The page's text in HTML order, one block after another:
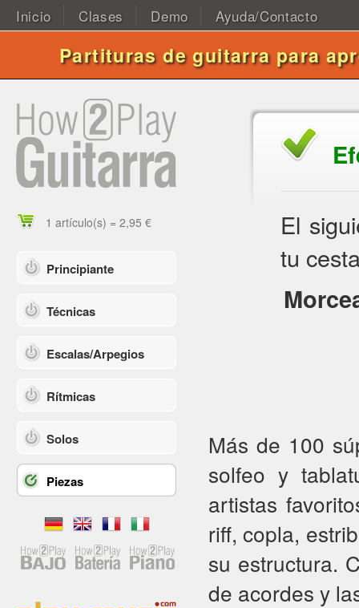
Inicio Clases Demo Ayuda/Contacto
Partituras de guitarra para
1 artículo(s) = 2,95 €
Principiante
Técnicas
Escalas/Arpegios
Rítmicas
Solos
Piezas
El
tu
Más de 100
solfeo y
artistas
riff, copla,
su estructura.
de acordes y